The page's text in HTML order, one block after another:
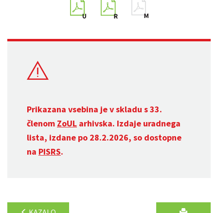
Prikazana vsebina je v skladu s 33.
členom ZoUL arhivska. Izdaje uradnega
lista, izdane po 28.2.2026, so dostopne
na PISRS.